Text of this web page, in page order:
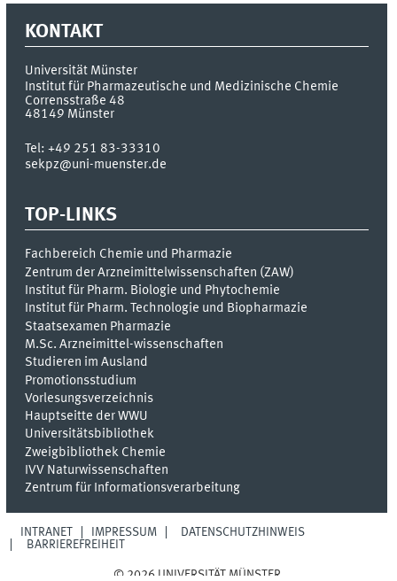
KONTAKT
Universität Münster
Institut für Pharmazeutische und Medizinische Chemie
Corrensstraße 48
48149 Münster
Tel:+49 251 83-33310
sekpz@uni-muenster.de
TOP-LINKS
Fachbereich Chemie und Pharmazie
Zentrum der Arzneimittelwissenschaften (ZAW)
Institut für Pharm. Biologie und Phytochemie
Institut für Pharm. Technologie und Biopharmazie
Staatsexamen Pharmazie
M.Sc. Arzneimittel-wissenschaften
Studieren im Ausland
Promotionsstudium
Vorlesungsverzeichnis
Hauptseitte der WWU
Universitätsbibliothek
Zweigbibliothek Chemie
IVV Naturwissenschaften
Zentrum für Informationsverarbeitung
INTRANET IMPRESSUM
DATENSCHUTZHINWEIS
BARRIEREFREIHEIT
© 2026 UNIVERSITÄT MÜNSTER